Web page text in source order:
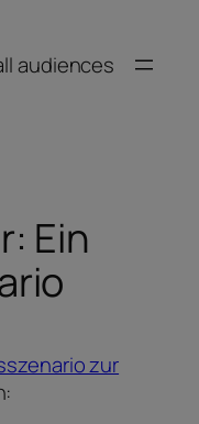
audiences
Ein
zur